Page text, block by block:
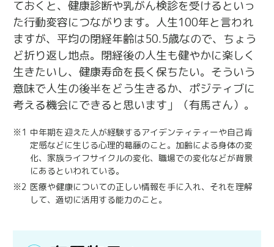
ておくと、健康診断や乳がん検診を受けるといっ
た行動変容につながります。人生100年と言われ
ますが、平均の閉経年齢は50.5歳なので、ちょう
ど折り返し地点。閉経後の人生も健やかに楽しく
生きたいし、健康寿命を長く保ちたい。そういう
意味で人生の後半をどう生きるか、ポジティブに
考える機会にできると思います」（有馬さん）。
※1 中年期を迎えた人が経験するアイデンティティーや自己肯
定感などに生じる心理的葛藤のこと。加齢による身体の変
化、家族ライフサイクルの変化、職場での変化などが背景
にあるといわれている。
※2 医療や健康についての正しい情報を手に入れ、それを理解
して、適切に活用する能力のこと。